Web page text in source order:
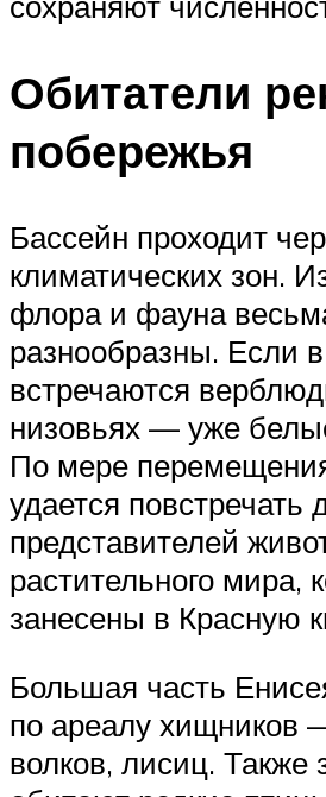
Обитатели
побережья
Бассейн проходит
климатических зон.
флора и фауна
разнообразны. Если
встречаются
низовьях — уже
По мере
удается повстречать
представителей
растительного мира,
занесены в Красную
Большая часть
по ареалу хищников
волков, лисиц. Также